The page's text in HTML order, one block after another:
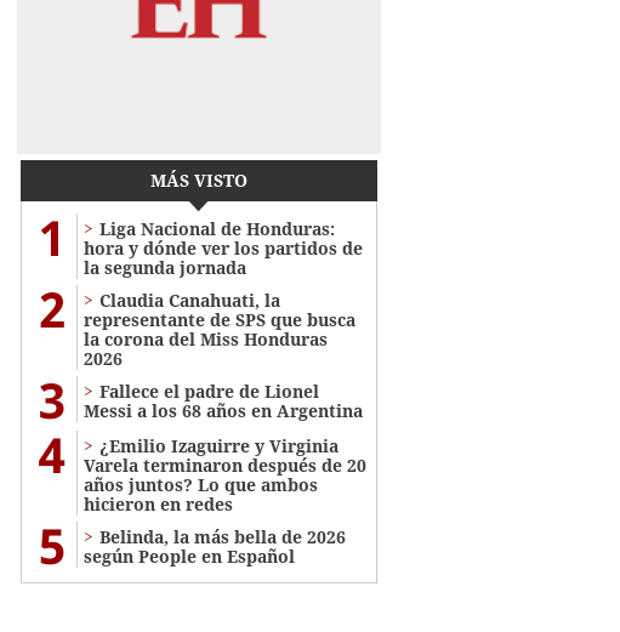
MÁS VISTO
1
Liga Nacional de Honduras:
hora y dónde ver los partidos de
la segunda jornada
2
Claudia Canahuati, la
representante de SPS que busca
la corona del Miss Honduras
2026
3
Fallece el padre de Lionel
Messi a los 68 años en Argentina
4
¿Emilio Izaguirre y Virginia
Varela terminaron después de 20
años juntos? Lo que ambos
hicieron en redes
5
Belinda, la más bella de 2026
según People en Español